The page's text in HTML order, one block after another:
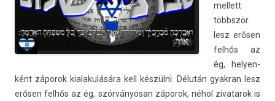
mel­lett
többször
lesz erősen
felhős az
ég, helyen­
ként záporok kialakulására kell készülni. Délután gyak­ran lesz
erősen felhős az ég, szór­ványosan záporok, néhol zivatarok is